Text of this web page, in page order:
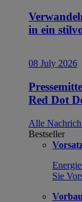
in ein
08 July 2026
Red Dot
Alle
Bestseller
Sie